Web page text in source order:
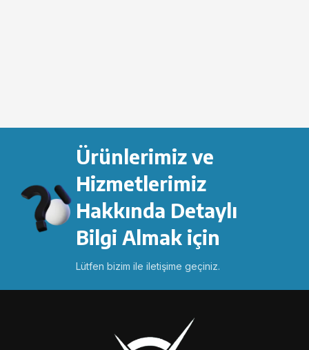
Ürünlerimiz ve
Hizmetlerimiz
Hakkında Detaylı
Bilgi Almak için
Lütfen bizim ile iletişime geçiniz.